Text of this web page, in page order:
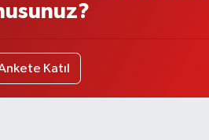
Katıl